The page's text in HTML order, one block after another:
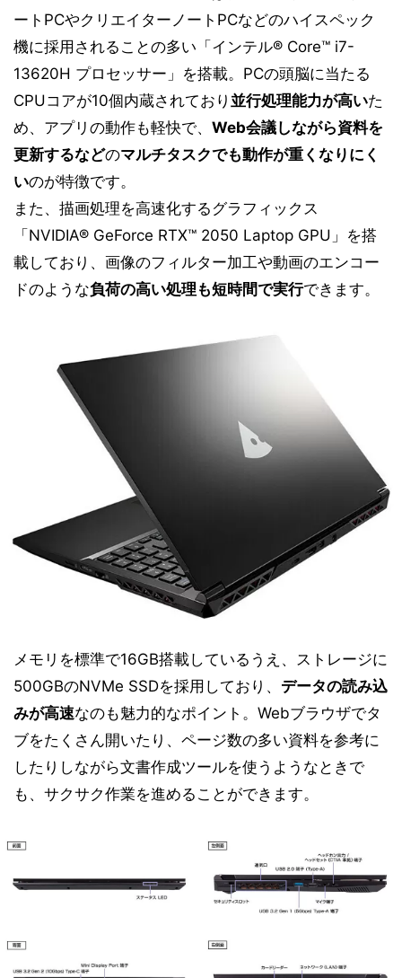
ートPCやクリエイターノートPCなどのハイスペック
機に採用されることの多い「インテル® Core™ i7-
13620H プロセッサー」を搭載。PCの頭脳に当たる
CPUコアが10個内蔵されており 並行処理能力が高いた
め、アプリの動作も軽快で、 Web会議しながら資料を
更新するなどのマルチタスクでも動作が重くなりにく
いのが特徴です。
また、描画処理を高速化するグラフィックス
「NVIDIA® GeForce RTX™ 2050 Laptop GPU」を搭
載しており、画像のフィルター加工や動画のエンコー
ドのような負荷の高い処理も短時間で実行できます。
メモリを標準で16GB搭載しているうえ、ストレージに
500GBのNVMe SSDを採用しており、 データの読み込
みが高速なのも魅力的なポイント。Webブラウザでタ
ブをたくさん開いたり、ページ数の多い資料を参考に
したりしながら文書作成ツールを使うようなときで
も、サクサク作業を進めることができます。